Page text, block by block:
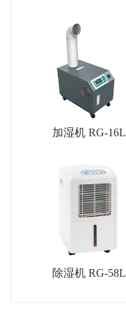
加湿机 RG-16L
除湿机 RG-58L